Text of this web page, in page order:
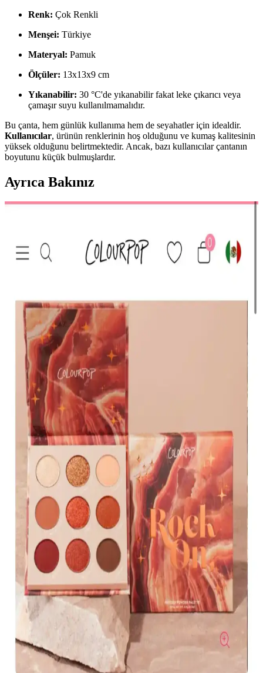
Renk: Çok Renkli
Menşei: Türkiye
Materyal: Pamuk
Ölçüler: 13x13x9 cm
Yıkanabilir: 30 °C'de yıkanabilir fakat leke çıkarıcı veya
çamaşır suyu kullanılmamalıdır.
Bu çanta, hem günlük kullanıma hem de seyahatler için idealdir.
Kullanıcılar, ürünün renklerinin hoş olduğunu ve kumaş kalitesinin
yüksek olduğunu belirtmektedir. Ancak, bazı kullanıcılar çantanın
boyutunu küçük bulmuşlardır.
Ayrıca Bakınız
HBTasarim Fix 13’lü Kahverengi Fırça Seti, çeşitli makyaj
tekniklerine uygun, doğal kıllı ve kullanışlı fırçalar içerir, cilt dostu
The Glitter Lab Jel Formlu Parlak Glitter Paradise
Renkli Çok Yönlü Kullanım İçin
The Glitter Lab'in jel formüllü parlak glitteri, kolay uygulama, su
bazlı formülü ve doğal ışıltısıyla makyaj ve vücut süslemelerinde
tercih edilir.
KIKO Creamy Lipgloss 107 Magenta Dudak
Parlatıcısı: Canlı ve Uzun Süre Kalıcı Renkli
Makyaj
KIKO'nun 107 Magenta dudak parlatıcısı, yoğun renk ve parlaklık
sunar. Pratik uygulama ve uzun süre kalıcılığıyla günlük makyajda
tercih edilen, hafif ve nemlendirici formülüyle dikkat çeker.
Muğgan 3'lü Açılı Fırçalı Kaş Boyası Seti İncelemesi
ve Kullanıcı Yorumları
Muğgan 3'lü kaş boyası seti, suya ve tere dayanıklı formülüyle
pratik kullanım sağlar. Renk seçenekleri ve kullanıcı deneyimleri
hakkında detaylı bilgi içerir.
Koyu Göz Altı Morluklarını Kapatmada Renk
Düzelticiler ve Kapatıcıların Etkili Kullanımı
Koyu göz altı morlukları için şeftali ve turuncu renk düzelticiler ile
tam kapatıcılık sağlayan ürünlerin kullanımı, doğru uygulama
teknikleri ve önerilen markalar detaylı şekilde ele alınıyor.
Kapatıcı ve Fondöten Arasındaki Farklar ve
Başlangıç İçin Kapatıcının Avantajları
Kapatıcı ve fondöten arasındaki temel farklar, kullanım alanları ve